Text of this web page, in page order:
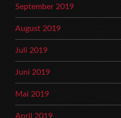
September 2019
August 2019
Juli 2019
Juni 2019
Mai 2019
April 2019